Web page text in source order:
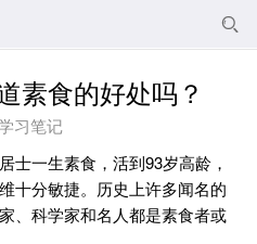

素食的好处吗？
习笔记
士一生素食，活到93岁高龄，
十分敏捷。历史上许多闻名的
、科学家和名人都是素食者或